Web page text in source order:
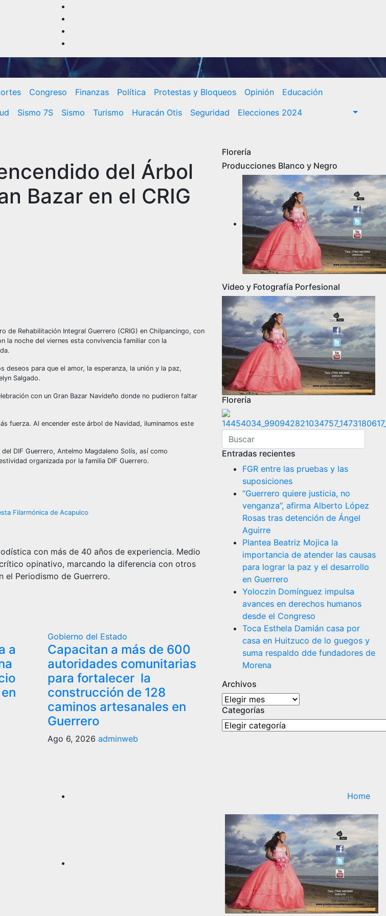
Congreso Finanzas Política Protestas y Bloqueos Opinión
Educación
Sismo 7S Sismo Turismo Huracán Otis Seguridad
Elecciones 2024
del Árbol
Bazar en el CRIG
de Rehabilitación Integral Guerrero (CRIG) en Chilpancingo, con
la noche del viernes esta convivencia familiar con la
deseos para que el amor, la esperanza, la unión y la paz,
Salgado.
con un Gran Bazar Navideño donde no pudieron faltar
fuerza. Al encender este árbol de Navidad, iluminamos este
DIF Guerrero, Antelmo Magdaleno Solís, así como
organizada por la familia DIF Guerrero.
Filarmónica de Acapulco
con más de 40 años de experiencia. Medio
opinativo, marcando la diferencia con otros
el Periodismo de Guerrero.
a
Gobierno del Estado
Capacitan a más de 600
autoridades comunitarias
para fortalecer la
construcción de 128
caminos artesanales en
Guerrero
Ago 6, 2026 adminweb
Florería
Producciones Blanco y Negro
Video y Fotografía Porfesional
Florería
Entradas recientes
FGR entre las pruebas y las
suposiciones
“Guerrero quiere justicia, no
venganza”, afirma Alberto López
Rosas tras detención de Ángel
Aguirre
Plantea Beatriz Mojica la
importancia de atender las causas
para lograr la paz y el desarrollo
en Guerrero
Yoloczin Domínguez impulsa
avances en derechos humanos
desde el Congreso
Toca Esthela Damián casa por
casa en Huitzuco de lo guegos y
suma respaldo dde fundadores de
Morena
Archivos
Archivos
Categorías
Categorías
Home